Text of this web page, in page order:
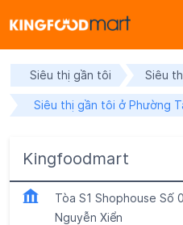
Siêu thị gần tôi Siêu
Siêu thị gần tôi ở Phường
Kingfoodmart
Tòa S1 Shophouse Số
Nguyễn Xiển